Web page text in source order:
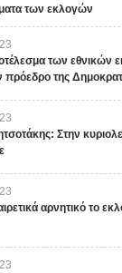
των εκλογών
των εθνικών
πρόεδρο της
Στην
αρνητικό το